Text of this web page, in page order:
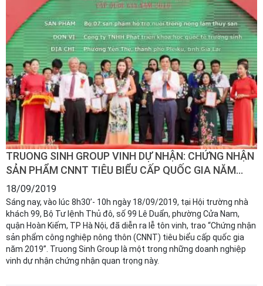
TRUONG SINH GROUP VINH DỰ NHẬN: CHỨNG NHẬN
SẢN PHẨM CNNT TIÊU BIỂU CẤP QUỐC GIA NĂM
2019.
18/09/2019
Sáng nay, vào lúc 8h30’- 10h ngày 18/09/2019, tại Hội trường nhà
khách 99, Bộ Tư lệnh Thủ đô, số 99 Lê Duẩn, phường Cửa Nam,
quận Hoàn Kiếm, TP Hà Nội, đã diễn ra lễ tôn vinh, trao “Chứng nhận
sản phẩm công nghiệp nông thôn (CNNT) tiêu biểu cấp quốc gia
năm 2019”. Truong Sinh Group là một trong những doanh nghiệp
vinh dự nhận chứng nhận quan trọng này.